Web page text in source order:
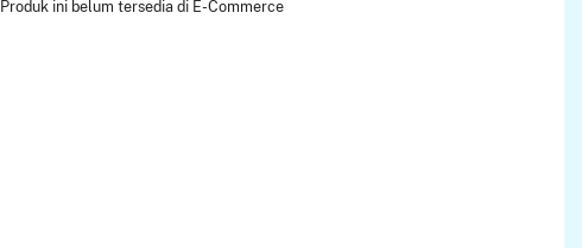
Produk ini belum tersedia di E-Commerce